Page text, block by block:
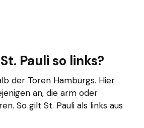
Pauli so links?
der Toren Hamburgs. Hier
an, die arm oder
So gilt St. Pauli als links aus